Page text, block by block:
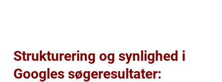
Strukturering og synlighed i
Googles søgeresultater: